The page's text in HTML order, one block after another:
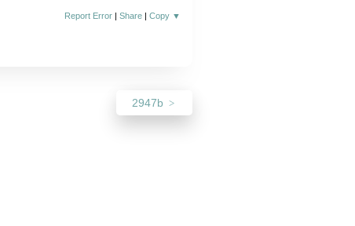
Report Error |Share |Copy ▼
2947b